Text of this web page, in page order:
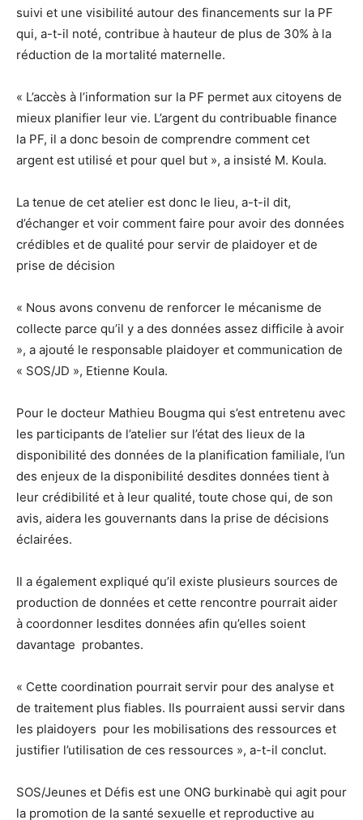
suivi et une visibilité autour des financements sur la PF
qui, a-t-il noté, contribue à hauteur de plus de 30% à la
réduction de la mortalité maternelle.
« L’accès à l’information sur la PF permet aux citoyens de
mieux planifier leur vie. L’argent du contribuable finance
la PF, il a donc besoin de comprendre comment cet
argent est utilisé et pour quel but », a insisté M. Koula.
La tenue de cet atelier est donc le lieu, a-t-il dit,
d’échanger et voir comment faire pour avoir des données
crédibles et de qualité pour servir de plaidoyer et de
prise de décision
« Nous avons convenu de renforcer le mécanisme de
collecte parce qu’il y a des données assez difficile à avoir
», a ajouté le responsable plaidoyer et communication de
« SOS/JD », Etienne Koula.
Pour le docteur Mathieu Bougma qui s’est entretenu avec
les participants de l’atelier sur l’état des lieux de la
disponibilité des données de la planification familiale, l’un
des enjeux de la disponibilité desdites données tient à
leur crédibilité et à leur qualité, toute chose qui, de son
avis, aidera les gouvernants dans la prise de décisions
éclairées.
Il a également expliqué qu’il existe plusieurs sources de
production de données et cette rencontre pourrait aider
à coordonner lesdites données afin qu’elles soient
davantage probantes.
« Cette coordination pourrait servir pour des analyse et
de traitement plus fiables. Ils pourraient aussi servir dans
les plaidoyers pour les mobilisations des ressources et
justifier l’utilisation de ces ressources », a-t-il conclut.
SOS/Jeunes et Défis est une ONG burkinabè qui agit pour
la promotion de la santé sexuelle et reproductive au